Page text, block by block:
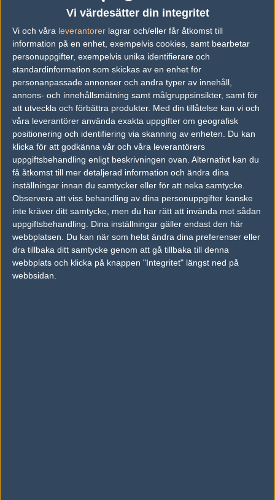
Vi värdesätter din integritet
Vi och våra leverantorer lagrar och/eller får åtkomst till
information på en enhet, exempelvis cookies, samt bearbetar
personuppgifter, exempelvis unika identifierare och
standardinformation som skickas av en enhet för
personanpassade annonser och andra typer av innehåll,
annons- och innehållsmätning samt målgruppsinsikter, samt för
att utveckla och förbättra produkter. Med din tillåtelse kan vi och
våra leverantörer använda exakta uppgifter om geografisk
positionering och identifiering via skanning av enheten. Du kan
klicka för att godkänna vår och våra leverantörers
uppgiftsbehandling enligt beskrivningen ovan. Alternativt kan du
få åtkomst till mer detaljerad information och ändra dina
inställningar innan du samtycker eller för att neka samtycke.
Observera att viss behandling av dina personuppgifter kanske
inte kräver ditt samtycke, men du har rätt att invända mot sådan
uppgiftsbehandling. Dina inställningar gäller endast den här
webbplatsen. Du kan när som helst ändra dina preferenser eller
dra tillbaka ditt samtycke genom att gå tillbaka till denna
webbplats och klicka på knappen "Integritet" längst ned på
webbsidan.
#3
Old School
2011-05-09 00:20
Tror inte att OK vinner med en standin. Dessutom spelar de d2
som är OK:s sämsta bana, all in på TCM.
#4 trvh
Hall of Fame
2011-05-09 06:55
1
#3 om du tror på det där ska du ju självklart inte berätta det. du
förstör oddsen för dig själv
#5 wLb
Old School
2011-05-09 12:33